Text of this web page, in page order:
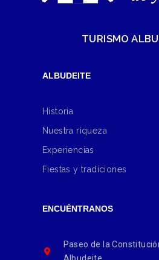
TURISMO
ALBUDEITE
Historia
Nuestra riqueza
Experiencias
Fiestas y tradiciones
ENCUÉNTRANOS
Paseo de la